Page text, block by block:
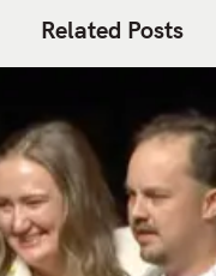
Related Posts